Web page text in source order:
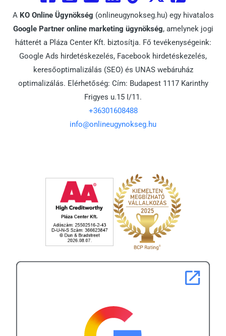
A KO Online Ügynökség (onlineugynokseg.hu) egy hivatalos
Google Partner online marketing ügynökség, amelynek jogi
hátterét a Pláza Center Kft. biztosítja. Fő tevékenységeink:
Google Ads hirdetéskezelés, Facebook hirdetéskezelés,
keresőoptimalizálás (SEO) és UNAS webáruház
optimalizálás. Elérhetőség: Cím: Budapest 1117 Karinthy
Frigyes u.15 I/11.
+36301608488
info@onlineugynokseg.hu